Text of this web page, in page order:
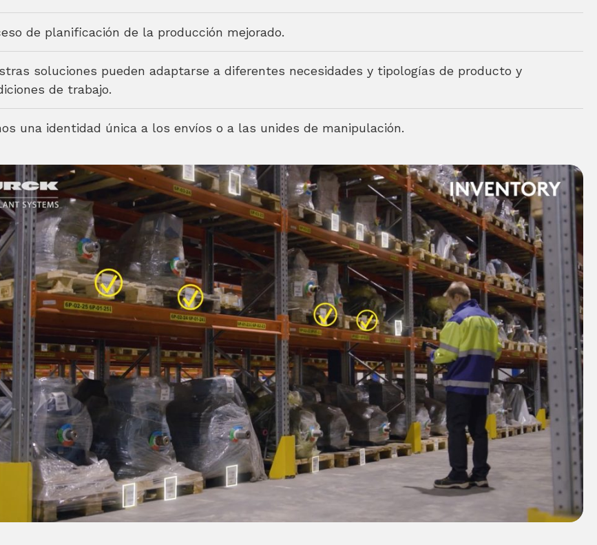
de planificación de la producción mejorado.
soluciones pueden adaptarse a diferentes necesidades y tipologías de producto y
de trabajo.
una identidad única a los envíos o a las unides de manipulación.